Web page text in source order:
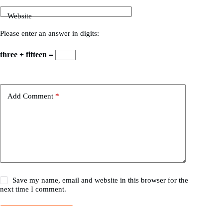
Website
Please enter an answer in digits:
three + fifteen =
Add Comment *
Save my name, email and website in this browser for the
next time I comment.